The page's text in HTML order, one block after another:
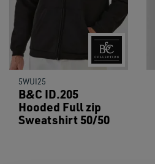
5WUI25
B&C ID.205
Hooded Full zip
Sweatshirt 50/50